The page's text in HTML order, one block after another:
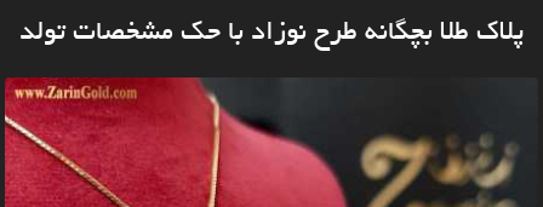
پلاک طلا بچگانه طرح نوزاد با حک مشخصات تولد